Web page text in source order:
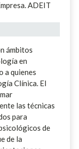
ADEIT
ámbitos
en
a quienes
Clínica. El
las técnicas
para
de
de la